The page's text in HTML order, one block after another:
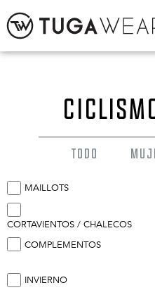
COLECCIÓN
ACTITUD TUGA
CONTACTO
TODO
MAILLOTS
CORTAVIENTOS / CHALECOS
COMPLEMENTOS
INVIERNO